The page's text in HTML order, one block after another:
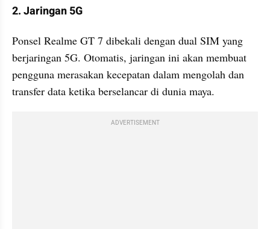
2. Jaringan 5G
Ponsel Realme GT 7 dibekali dengan dual SIM yang
berjaringan 5G. Otomatis, jaringan ini akan membuat
pengguna merasakan kecepatan dalam mengolah dan
transfer data ketika berselancar di dunia maya.
ADVERTISEMENT